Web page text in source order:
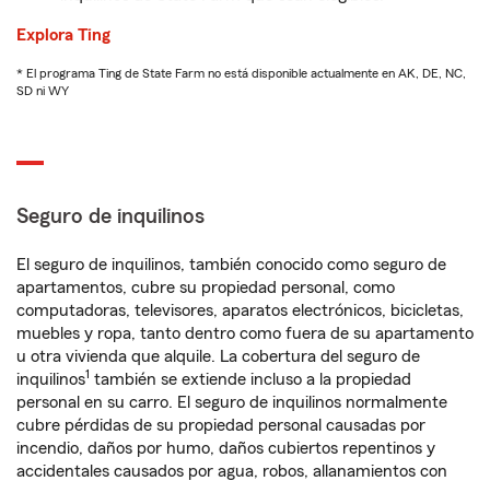
Explora Ting
* El programa Ting de State Farm no está disponible actualmente en AK, DE, NC,
SD ni WY
Seguro de inquilinos
El seguro de inquilinos, también conocido como seguro de
apartamentos, cubre su propiedad personal, como
computadoras, televisores, aparatos electrónicos, bicicletas,
muebles y ropa, tanto dentro como fuera de su apartamento
u otra vivienda que alquile. La cobertura del seguro de
inquilinos1 también se extiende incluso a la propiedad
personal en su carro. El seguro de inquilinos normalmente
cubre pérdidas de su propiedad personal causadas por
incendio, daños por humo, daños cubiertos repentinos y
accidentales causados por agua, robos, allanamientos con